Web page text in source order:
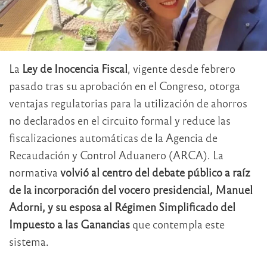
La Ley de Inocencia Fiscal, vigente desde febrero
pasado tras su aprobación en el Congreso, otorga
ventajas regulatorias para la utilización de ahorros
no declarados en el circuito formal y reduce las
fiscalizaciones automáticas de la Agencia de
Recaudación y Control Aduanero (ARCA). La
normativa volvió al centro del debate público a raíz
de la incorporación del vocero presidencial, Manuel
Adorni, y su esposa al Régimen Simplificado del
Impuesto a las Ganancias que contempla este
sistema.